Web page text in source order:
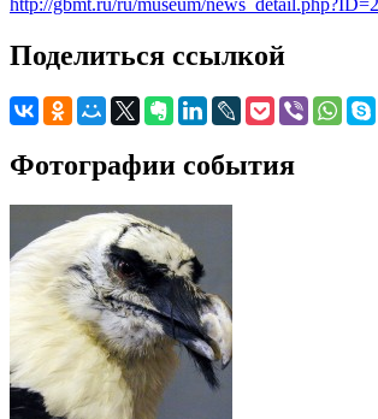
Поделиться ссылкой
Фотографии события